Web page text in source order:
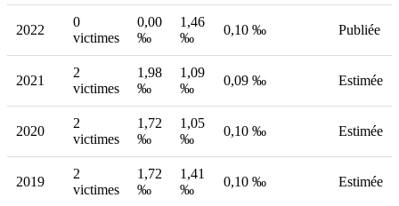
2022
0
victimes
0,00
‰
1,46
‰
0,10 ‰ Publiée
2021
2
victimes
1,98
‰
1,09
‰
0,09 ‰ Estimée
2020
2
victimes
1,72
‰
1,05
‰
0,10 ‰ Estimée
2019
2
victimes
1,72
‰
1,41
‰
0,10 ‰ Estimée